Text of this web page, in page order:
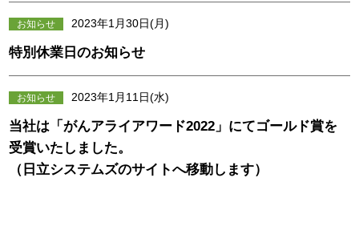
お知らせ 2023年1月30日(月)
特別休業日のお知らせ
お知らせ 2023年1月11日(水)
当社は「がんアライアワード2022」にてゴールド賞を
受賞いたしました。
（日立システムズのサイトへ移動します）